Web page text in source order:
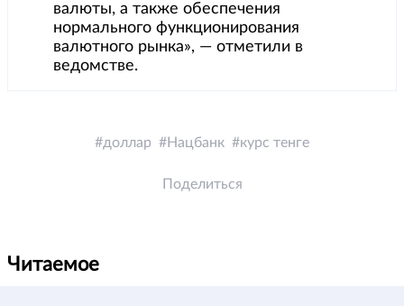
валюты, а также обеспечения
нормального функционирования
валютного рынка», — отметили в
ведомстве.
доллар Нацбанк курс тенге
Поделиться
Читаемое